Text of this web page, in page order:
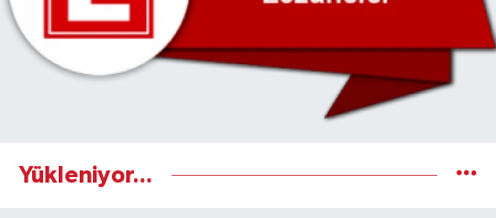
Yükleniyor...